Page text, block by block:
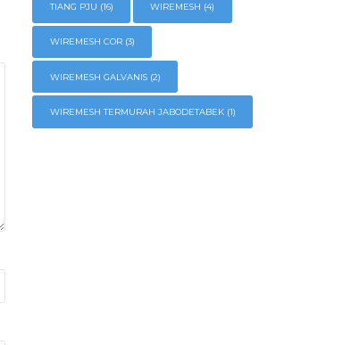
TIANG PJU (16) WIREMESH (4)
WIREMESH COR(3)
WIREMESH GALVANIS(2)
WIREMESH TERMURAH JABODETABEK(1)